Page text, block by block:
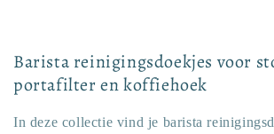
Barista reinigingsdoekjes voor
portafilter en koffiehoek
In deze collectie vind je barista